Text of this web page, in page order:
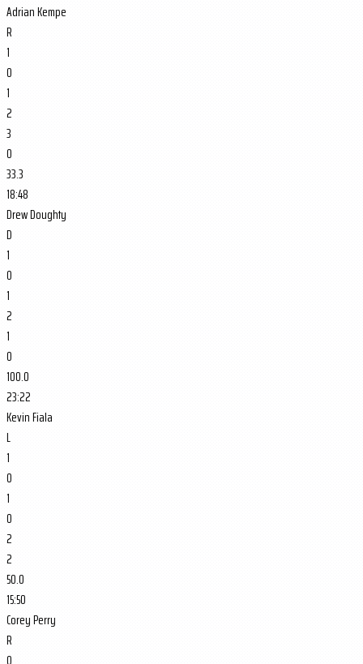
Adrian Kempe
R
1
0
1
2
3
0
33.3
18:48
Drew Doughty
D
1
0
1
2
1
0
100.0
23:22
Kevin Fiala
L
1
0
1
0
2
2
50.0
15:50
Corey Perry
R